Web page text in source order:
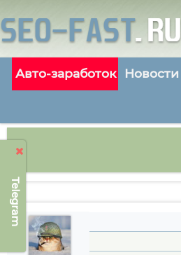
Telegram
Авто-заработок Новости